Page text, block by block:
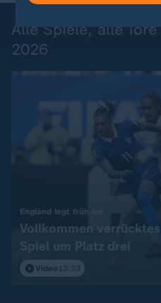
Alle Spiele, alle
2026
England legt früh los
Vollkommen verrücktes
Spiel um Platz drei
Video 13:33